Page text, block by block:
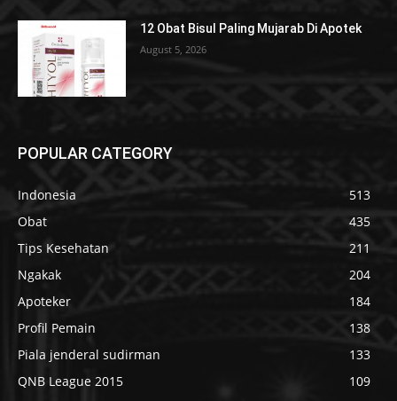
12 Obat Bisul Paling Mujarab Di Apotek
August 5, 2026
POPULAR CATEGORY
Indonesia
513
Obat
435
Tips Kesehatan
211
Ngakak
204
Apoteker
184
Profil Pemain
138
Piala jenderal sudirman
133
QNB League 2015
109